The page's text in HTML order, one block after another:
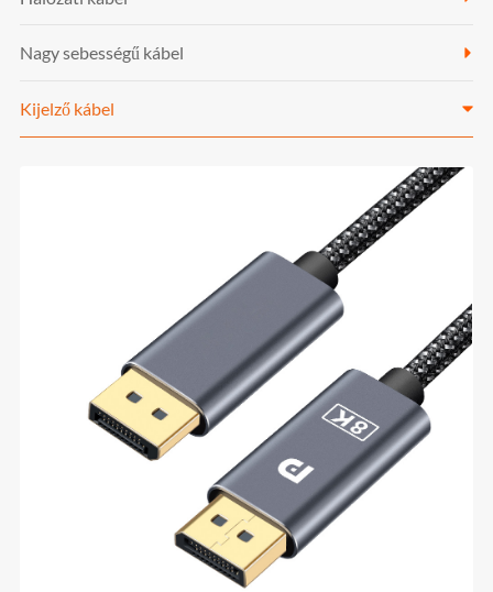
Nagy sebességű kábel
Kijelző kábel